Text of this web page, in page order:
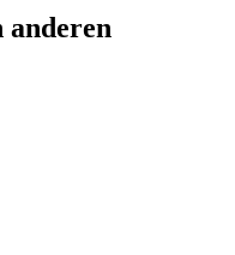
anderen